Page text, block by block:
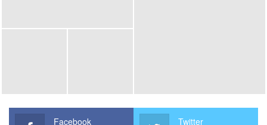
Facebook Twitter